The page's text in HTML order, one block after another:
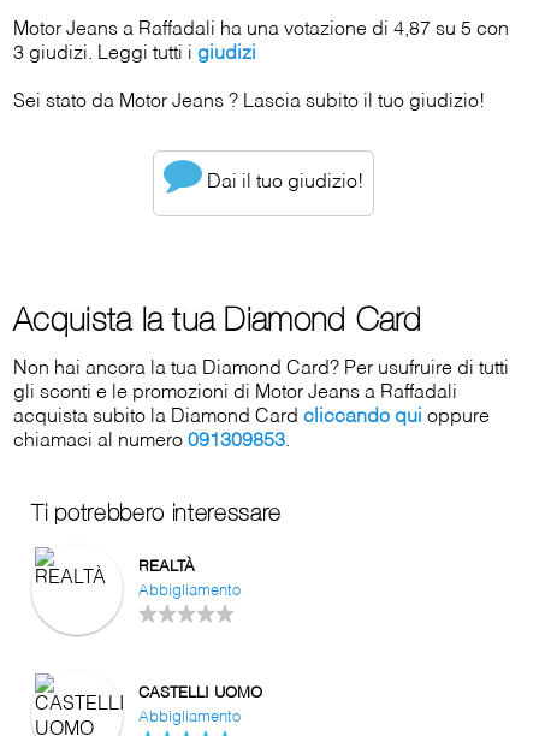
Motor Jeans a Raffadali ha una votazione di 4,87 su 5 con
3 giudizi. Leggi tutti i giudizi
Sei stato da Motor Jeans ? Lascia subito il tuo giudizio!
Dai il tuo giudizio!
Acquista la tua Diamond Card
Non hai ancora la tua Diamond Card? Per usufruire di tutti
gli sconti e le promozioni di Motor Jeans a Raffadali
acquista subito la Diamond Cardcliccando qui oppure
chiamaci al numero091309853.
Ti potrebbero interessare
REALTÀ
Abbigliamento
CASTELLI UOMO
Abbigliamento